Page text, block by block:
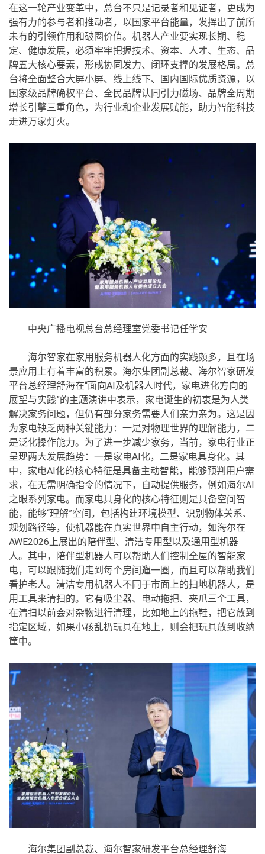
在这一轮产业变革中，总台不只是记录者和见证者，更成为
强有力的参与者和推动者，以国家平台能量，发挥出了前所
未有的引领作用和破圈价值。机器人产业要实现长期、稳
定、健康发展，必须牢牢把握技术、资本、人才、生态、品
牌五大核心要素，形成协同发力、闭环支撑的发展格局。总
台将全面整合大屏小屏、线上线下、国内国际优质资源，以
国家级品牌确权平台、全民品牌认同引力磁场、品牌全周期
增长引擎三重角色，为行业和企业发展赋能，助力智能科技
走进万家灯火。
中央广播电视总台总经理室党委书记任学安
海尔智家在家用服务机器人化方面的实践颇多，且在场
景应用上有着丰富的积累。海尔集团副总裁、海尔智家研发
平台总经理舒海在“面向AI及机器人时代，家电进化方向的
展望与实践”的主题演讲中表示，家电诞生的初衷是为人类
解决家务问题，但仍有部分家务需要人们亲力亲为。这是因
为家电缺乏两种关键能力：一是对物理世界的理解能力，二
是泛化操作能力。为了进一步减少家务，当前，家电行业正
呈现两大发展趋势：一是家电AI化，二是家电具身化。其
中，家电AI化的核心特征是具备主动智能，能够‌预判用户需
求‌，在无需明确指令的情况下，自动提供服务，例如海尔AI
之眼系列家电。而家电具身化的核心特征则是具备空间智
能，能够“‌理解”空间‌，包括构建环境模型、识别物体关系、
规划路径等，使机器能在真实世界中自主行动，如海尔在
AWE2026上展出的陪伴型、清洁专用型以及通用型机器
人。其中，陪伴型机器人可以帮助人们控制全屋的智能家
电，可以跟随我们走到每个房间遛一圈，而且可以帮助我们
看护老人。清洁专用机器人不同于市面上的扫地机器人，是
用工具来清扫的。它有吸尘器、电动拖把、夹爪三个工具，
在清扫以前会对杂物进行清理，比如地上的拖鞋，把它放到
指定区域，如果小孩乱扔玩具在地上，则会把玩具放到收纳
筐中。
海尔集团副总裁、海尔智家研发平台总经理舒海